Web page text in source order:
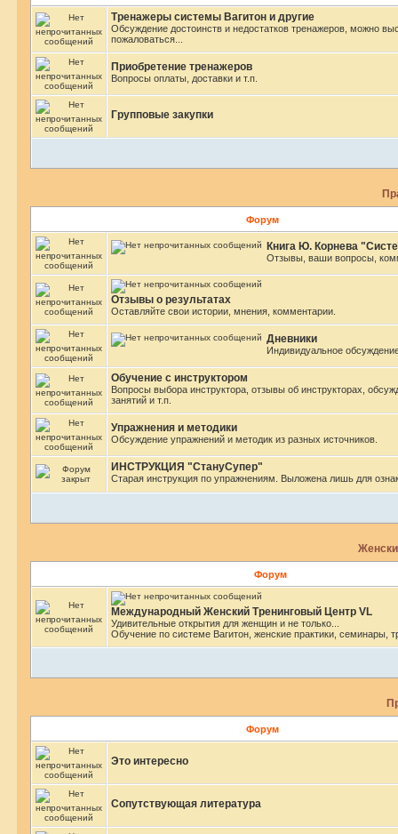
Тренажеры системы Вагитон и другие
Обсуждение достоинств и недостатков тренажеров, можно
пожаловаться...
Приобретение тренажеров
Вопросы оплаты, доставки и т.п.
Групповые закупки
Форум
Книга Ю. Корнева
Отзывы, ваши вопросы,
Отзывы о результатах
Оставляйте свои истории, мнения, комментарии.
Дневники
Индивидуальное
Обучение с инструктором
Вопросы выбора инструктора, отзывы об инструкторах,
занятий и т.п.
Упражнения и методики
Обсуждение упражнений и методик из разных источников.
ИНСТРУКЦИЯ "СтануСупер"
Старая инструкция по упражнениям. Выложена лишь для
Форум
Международный Женский Тренинговый Центр VL
Удивительные открытия для женщин и не только...
Обучение по системе Вагитон, женские практики, семинары,
Форум
Это интересно
Сопутствующая литература